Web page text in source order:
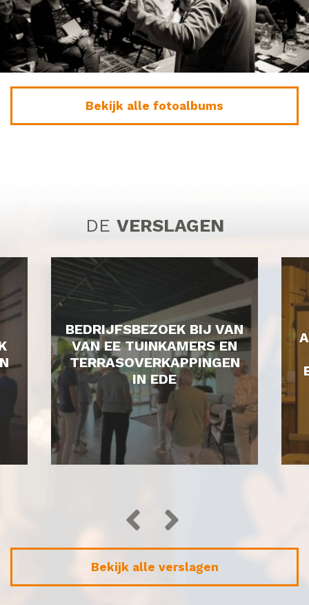
Bekijk alle fotoalbums
DE VERSLAGEN
BEDRIJFSBEZOEK BIJ VAN
VAN EE TUINKAMERS EN
TERRASOVERKAPPINGEN
IN EDE
Bekijk alle verslagen